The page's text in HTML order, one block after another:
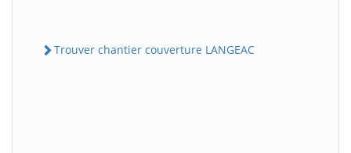
Trouver chantier couverture LANGEAC